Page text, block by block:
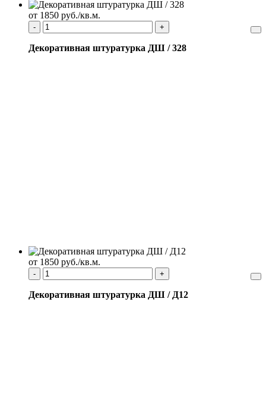
от 1850 руб./кв.м.
- +
Декоративная штуратурка ДШ / 328
от 1850 руб./кв.м.
- +
Декоративная штуратурка ДШ / Д12